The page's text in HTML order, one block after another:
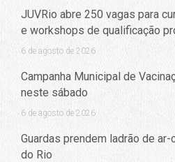
JUVRio abre 250 vagas para
e workshops de qualificação
6 de agosto de 2026
Campanha Municipal de
neste sábado
6 de agosto de 2026
Guardas prendem ladrão de
do Rio